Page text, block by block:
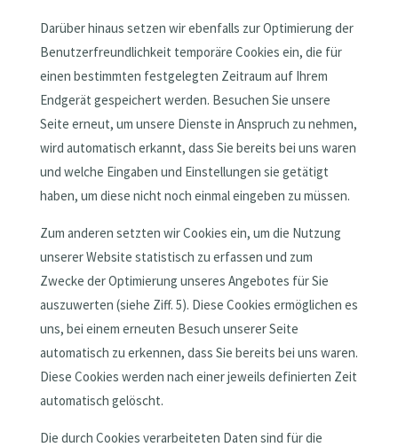
Darüber hinaus setzen wir ebenfalls zur Optimierung der
Benutzerfreundlichkeit temporäre Cookies ein, die für
einen bestimmten festgelegten Zeitraum auf Ihrem
Endgerät gespeichert werden. Besuchen Sie unsere
Seite erneut, um unsere Dienste in Anspruch zu nehmen,
wird automatisch erkannt, dass Sie bereits bei uns waren
und welche Eingaben und Einstellungen sie getätigt
haben, um diese nicht noch einmal eingeben zu müssen.
Zum anderen setzten wir Cookies ein, um die Nutzung
unserer Website statistisch zu erfassen und zum
Zwecke der Optimierung unseres Angebotes für Sie
auszuwerten (siehe Ziff. 5). Diese Cookies ermöglichen es
uns, bei einem erneuten Besuch unserer Seite
automatisch zu erkennen, dass Sie bereits bei uns waren.
Diese Cookies werden nach einer jeweils definierten Zeit
automatisch gelöscht.
Die durch Cookies verarbeiteten Daten sind für die